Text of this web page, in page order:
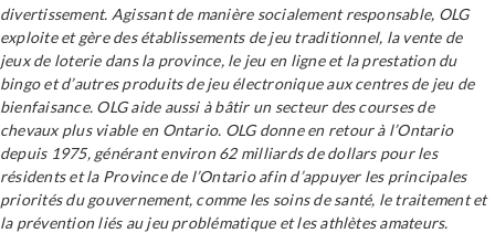
divertissement. Agissant de manière socialement responsable, OLG
exploite et gère des établissements de jeu traditionnel, la vente de
jeux de loterie dans la province, le jeu en ligne et la prestation du
bingo et d’autres produits de jeu électronique aux centres de jeu de
bienfaisance. OLG aide aussi à bâtir un secteur des courses de
chevaux plus viable en Ontario. OLG donne en retour à l’Ontario
depuis 1975, générant environ 62 milliards de dollars pour les
résidents et la Province de l’Ontario afin d’appuyer les principales
priorités du gouvernement, comme les soins de santé, le traitement et
la prévention liés au jeu problématique et les athlètes amateurs.